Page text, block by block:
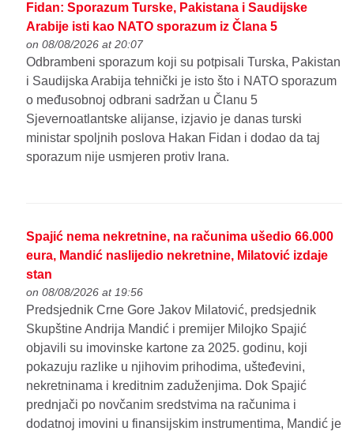
Fidan: Sporazum Turske, Pakistana i Saudijske
Arabije isti kao NATO sporazum iz Člana 5
on 08/08/2026 at 20:07
Odbrambeni sporazum koji su potpisali Turska, Pakistan
i Saudijska Arabija tehnički je isto što i NATO sporazum
o međusobnoj odbrani sadržan u Članu 5
Sjevernoatlantske alijanse, izjavio je danas turski
ministar spoljnih poslova Hakan Fidan i dodao da taj
sporazum nije usmjeren protiv Irana.
Spajić nema nekretnine, na računima ušedio 66.000
eura, Mandić naslijedio nekretnine, Milatović izdaje
stan
on 08/08/2026 at 19:56
Predsjednik Crne Gore Jakov Milatović, predsjednik
Skupštine Andrija Mandić i premijer Milojko Spajić
objavili su imovinske kartone za 2025. godinu, koji
pokazuju razlike u njihovim prihodima, ušteđevini,
nekretninama i kreditnim zaduženjima. Dok Spajić
prednjači po novčanim sredstvima na računima i
dodatnoj imovini u finansijskim instrumentima, Mandić je